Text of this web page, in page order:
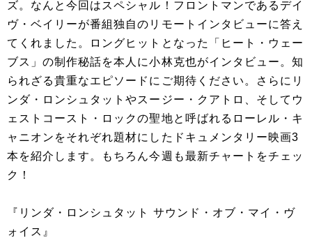
ズ。なんと今回はスペシャル！フロントマンであるデイ
ヴ・ベイリーが番組独自のリモートインタビューに答え
てくれました。ロングヒットとなった「ヒート・ウェー
ブス」の制作秘話を本人に小林克也がインタビュー。知
られざる貴重なエピソードにご期待ください。さらにリ
ンダ・ロンシュタットやスージー・クアトロ、そしてウ
ェストコースト・ロックの聖地と呼ばれるローレル・キ
ャニオンをそれぞれ題材にしたドキュメンタリー映画3
本を紹介します。もちろん今週も最新チャートをチェッ
ク！
『リンダ・ロンシュタット サウンド・オブ・マイ・ヴ
ォイス』